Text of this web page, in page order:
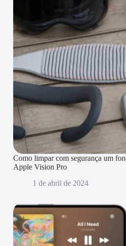
Como limpar com segurança um
Apple Vision Pro
1 de abril de 2024